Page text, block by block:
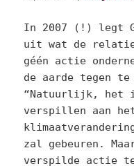
In 2007 (!) legt
uit wat de
géén actie
de aarde tegen
“Natuurlijk, het
verspillen aan het
zal gebeuren.
verspilde actie